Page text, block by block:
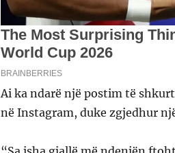
Ai ka ndarë një postim të
në Instagram, duke zgjedhur